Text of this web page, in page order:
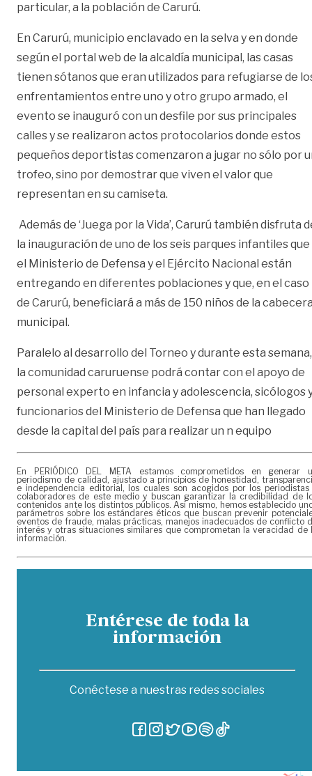
particular, a la población de Carurú.
En Carurú, municipio enclavado en la selva y en donde
según el portal web de la alcaldía municipal, las casas
tienen sótanos que eran utilizados para refugiarse de
enfrentamientos entre uno y otro grupo armado, el
evento se inauguró con un desfile por sus principales
calles y se realizaron actos protocolarios donde estos
pequeños deportistas comenzaron a jugar no sólo por
trofeo, sino por demostrar que viven el valor que
representan en su camiseta.
Además de ‘Juega por la Vida’, Carurú también disfruta
la inauguración de uno de los seis parques infantiles que
el Ministerio de Defensa y el Ejército Nacional están
entregando en diferentes poblaciones y que, en el caso
de Carurú, beneficiará a más de 150 niños de la
municipal.
Paralelo al desarrollo del Torneo y durante esta semana,
la comunidad caruruense podrá contar con el apoyo de
personal experto en infancia y adolescencia, sicólogos
funcionarios del Ministerio de Defensa que han llegado
desde la capital del país para realizar un n equipo
En PERIÓDICO DEL META estamos comprometidos en generar
periodismo de calidad, ajustado a principios de honestidad,
e independencia editorial, los cuales son acogidos por los periodistas
colaboradores de este medio y buscan garantizar la credibilidad de
contenidos ante los distintos públicos. Así mismo, hemos establecido
parámetros sobre los estándares éticos que buscan prevenir
eventos de fraude, malas prácticas, manejos inadecuados de conflicto
interés y otras situaciones similares que comprometan la veracidad de
información.
Entérese de toda la
información
Conéctese a nuestras redes sociales